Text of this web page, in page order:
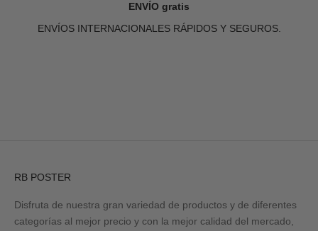
ENVÍO gratis
ENVÍOS INTERNACIONALES RÁPIDOS Y SEGUROS.
RB POSTER
Disfruta de nuestra gran variedad de productos y de diferentes
categorías al mejor precio y con la mejor calidad del mercado,